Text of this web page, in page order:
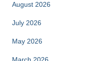
August 2026
July 2026
May 2026